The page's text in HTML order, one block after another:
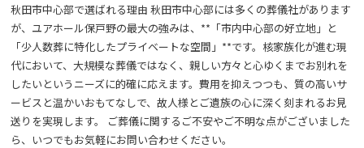
秋田市中心部で選ばれる理由 秋田市中心部には多くの葬儀社があります
が、ユアホール保戸野の最大の強みは、**「市内中心部の好立地」と
「少人数葬に特化したプライベートな空間」**です。核家族化が進む現
代において、大規模な葬儀ではなく、親しい方々と心ゆくまでお別れを
したいというニーズに的確に応えます。費用を抑えつつも、質の高いサ
ービスと温かいおもてなしで、故人様とご遺族の心に深く刻まれるお見
送りを実現します。 ご葬儀に関するご不安やご不明な点がございました
ら、いつでもお気軽にお問い合わせください。